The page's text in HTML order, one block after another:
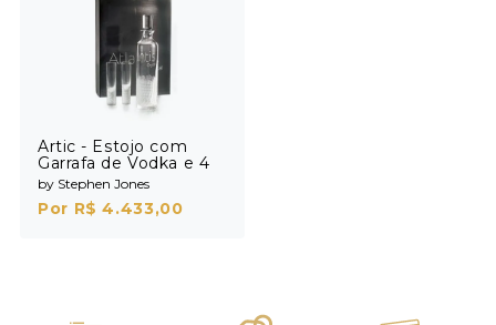
Artic - Estojo com
Garrafa de Vodka e 4
Shots
by Stephen Jones
Por R$ 4.433,00